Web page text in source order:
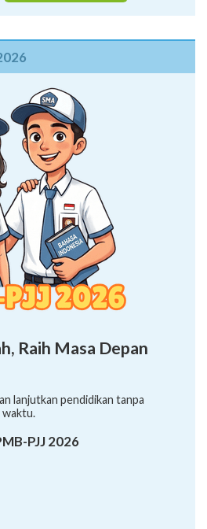
Raih Masa Depan
lanjutkan pendidikan tanpa
waktu.
PJJ 2026